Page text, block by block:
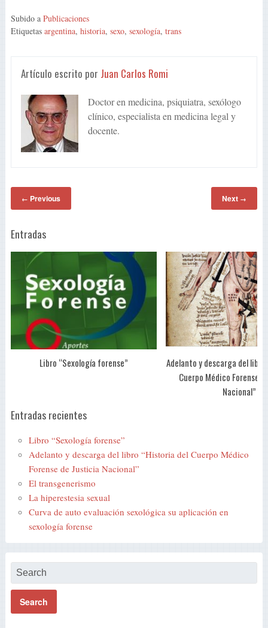
Subido a Publicaciones
Etiquetas argentina, historia, sexo, sexología, trans
Artículo escrito por Juan Carlos Romi
Doctor en medicina, psiquiatra, sexólogo
clínico, especialista en medicina legal y
docente.
← Previous Next →
Entradas
Libro “Sexología forense”
Adelanto y descarga del
Cuerpo Médico Forense
Nacional”
Entradas recientes
Libro “Sexología forense”
Adelanto y descarga del libro “Historia del Cuerpo Médico
Forense de Justicia Nacional”
El transgenerismo
La hiperestesia sexual
Curva de auto evaluación sexológica su aplicación en
sexología forense